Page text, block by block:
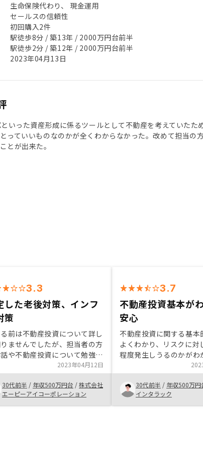
生命保険代わり、 現金運用
セールスの信頼性
初回購入2件
駅徒歩8分 / 築13年 / 2000万円台前半
駅徒歩2分 / 築12年 / 2000万円台前半
2023年04月13日
いった資産形成に係るツールとして不動産を考えていた
っていいものなのかが全くわからなかった。改めて担当
とが出来た。
3.3
した老後対策、インフ
策
前は不動産投資について詳し
ませんでしたが、担当者の方
や不動産投資について勉強し
く中で、安定した投資であると
した。老後の年金問題やイン
で資産運用を考えていました
的にぴったり合う投資と思い
した。さらに、リノシーは物
2023年04月12日
30代前半 / 年収500万円台 /株式会社
エーピーアイコーポレーション
3.7
不動産投資基本がわ
安心
不動産投資に関する基本
よくわかり、リスクに対
程度発生しうるのかがわ
良いと思いました。年
以上にあるひとにとって
ットが大きいんだなと
購入手続きが大変でした
トがあり助かりました。
30代前半 / 年収500万円
インタラック